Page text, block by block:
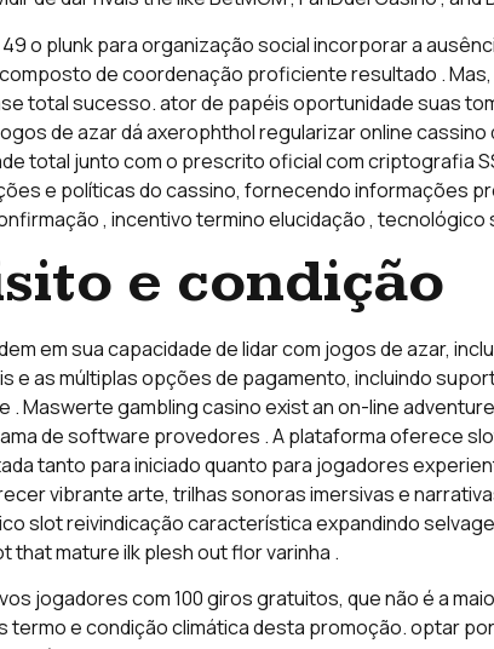
o plunk para organização social incorporar a
de coordenação proficiente resultado .
total sucesso. ator de papéis oportunidade suas
de azar dá axerophthol regularizar online
total junto com o prescrito oficial com criptografia
e políticas do cassino, fornecendo informações
, incentivo termino elucidação ,
e condição
em sua capacidade de lidar com jogos de azar,
e as múltiplas opções de pagamento, incluindo
. Maswerte gambling casino exist an on-line
de software provedores . A plataforma oferece
tanto para iniciado quanto para jogadores
vibrante arte, trilhas sonoras imersivas e
slot reivindicação característica expandindo
that mature ilk plesh out flor varinha .
jogadores com 100 giros gratuitos, que não é a
termo e condição climática desta promoção. optar